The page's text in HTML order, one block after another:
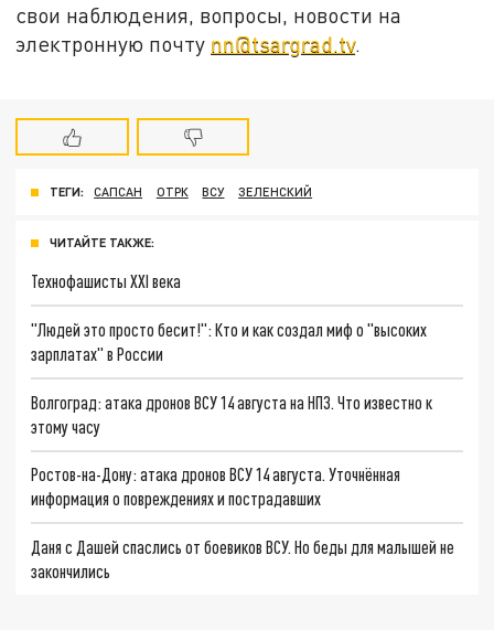
свои наблюдения, вопросы, новости на
электронную почту nn@tsargrad.tv.
ТЕГИ: САПСАН ОТРК ВСУ ЗЕЛЕНСКИЙ
ЧИТАЙТЕ ТАКЖЕ:
Технофашисты XXI века
"Людей это просто бесит!": Кто и как создал миф о "высоких
зарплатах" в России
Волгоград: атака дронов ВСУ 14 августа на НПЗ. Что известно к
этому часу
Ростов-на-Дону: атака дронов ВСУ 14 августа. Уточнённая
информация о повреждениях и пострадавших
Даня с Дашей спаслись от боевиков ВСУ. Но беды для малышей не
закончились